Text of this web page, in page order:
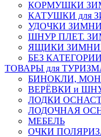
КОРМУШКИ
КАТУШКИ для
УДОЧКИ
ШНУР ПЛЕТ.
ЯЩИКИ
БЕЗ
ТОВАРЫ для
БИНОКЛИ,
ВЕРЁВКИ и
ЛОДКИ
ЛОДОЧНАЯ
МЕБЕЛЬ
ОЧКИ